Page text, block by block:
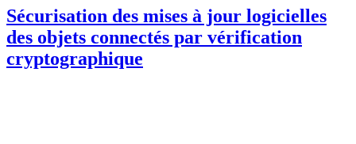
Sécurisation des mises à jour logicielles
des objets connectés par vérification
cryptographique